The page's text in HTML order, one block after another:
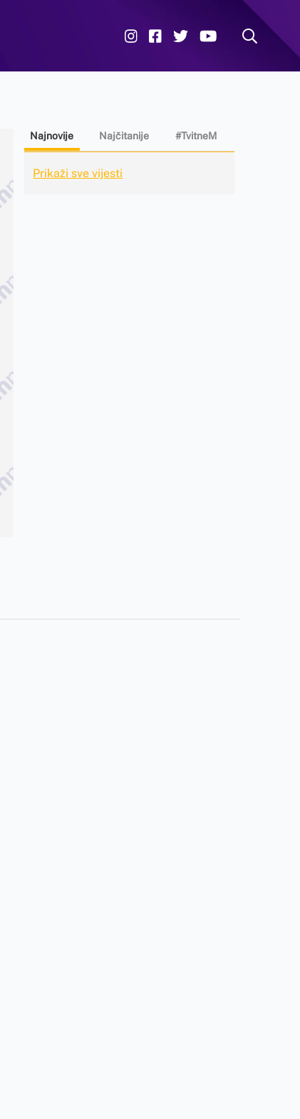
Najnovije Najčitanije #TvitneM
Prikaži sve vijesti